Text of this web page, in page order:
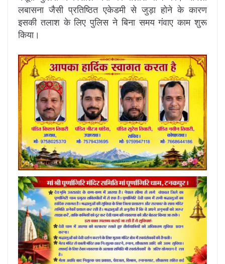
लबासना जैसी प्रतिष्ठित एकेडमी से जुड़ा होने के कारण
इसकी तलाश के लिए पुलिस ने बिना समय गंवाए काम शुरू
किया।